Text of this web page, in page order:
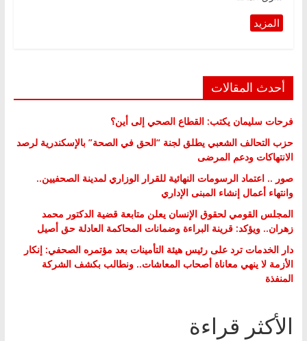
أحدث المقالات
فرحات سليمان يكتب: القطاع الصحي إلى أين؟
حزب التحالف الشعبي يطلق لجنة “الحق في الصحة” بالإسكندرية لرصد
الانتهاكات ودعم المرضى
صور .. اعتماد الرسومات النهائية للقرار الوزاري لمدينة الصحفيين..
وانتهاء أعمال إنشاء المبنى الإداري
المجلس القومي لحقوق الإنسان يعلن متابعة قضية الدكتور محمد
زهران.. ويؤكد: قرينة البراءة وضمانات المحاكمة العادلة حق أصيل
دار الخدمات ترد على رئيس هيئة التأمينات بعد مؤتمره الصحفي: إنكار
الأزمة لا ينهي معاناة أصحاب المعاشات.. ونطالب بكشف الشركة
المنفذة
الأكثر قراءة